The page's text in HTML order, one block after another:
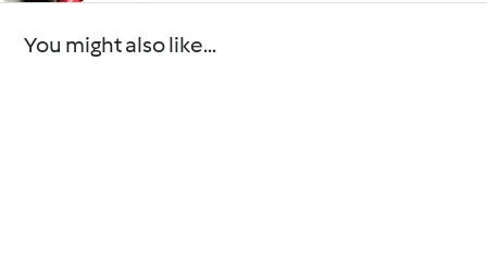
You might also like...